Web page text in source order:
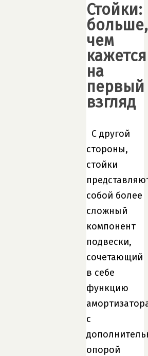
Стойки:
больше,
чем
кажется
на
первый
взгляд
С другой
стороны,
стойки
собой более
сложный
компонент
подвески,
сочетающий
в себе
функцию
с
опорой